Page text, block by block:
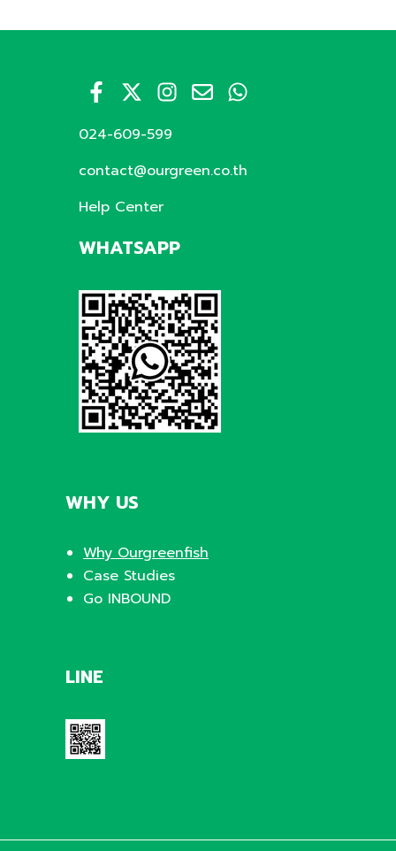
024-609-599
contact@ourgreen.co.th
Help Center
WHATSAPP
WHY US
Why Ourgreenfish
Case Studies
Go INBOUND
LINE